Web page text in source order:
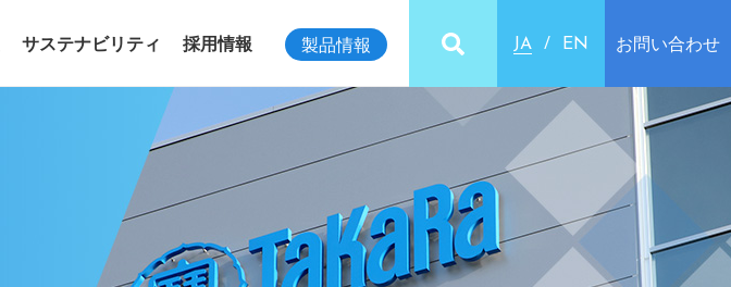
製品情報 JA EN お問い合わせ
グループ会社 サステナビリティインデックス
サステナビリティ 採用情報